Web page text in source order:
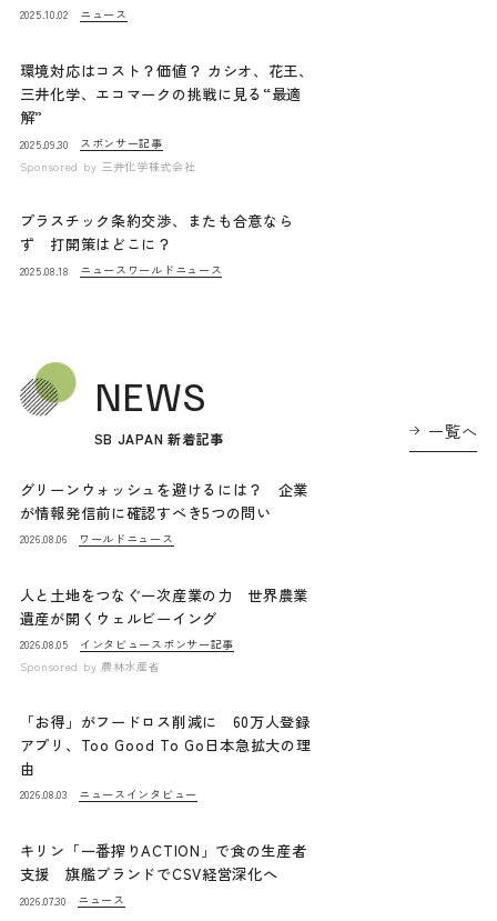
2025.10.02 ニュース
環境対応はコスト？価値？ カシオ、花王、
三井化学、エコマークの挑戦に見る“最適
解”
2025.09.30
スポンサー記事
Sponsored by 三井化学株式会社
プラスチック条約交渉、またも合意なら
ず 打開策はどこに？
2025.08.18 ニュース ワールドニュース
NEWS
SB JAPAN 新着記事 一覧へ
グリーンウォッシュを避けるには？ 企業
が情報発信前に確認すべき5つの問い
2026.08.06 ワールドニュース
人と土地をつなぐ一次産業の力 世界農業
遺産が開くウェルビーイング
2026.08.05 インタビュー スポンサー記事
Sponsored by 農林水産省
「お得」がフードロス削減に 60万人登録
アプリ、Too Good To Go日本急拡大の理
由
2026.08.03 ニュース インタビュー
キリン「一番搾りACTION」で食の生産者
支援 旗艦ブランドでCSV経営深化へ
2026.07.30 ニュース